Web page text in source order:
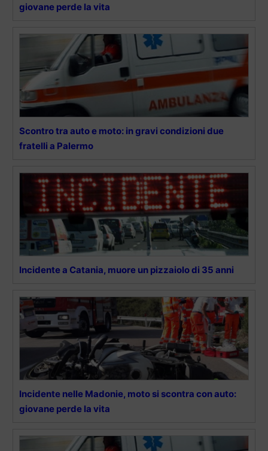
giovane perde la vita
Scontro tra auto e moto: in gravi condizioni due
fratelli a Palermo
Incidente a Catania, muore un pizzaiolo di 35 anni
Incidente nelle Madonie, moto si scontra con auto:
giovane perde la vita